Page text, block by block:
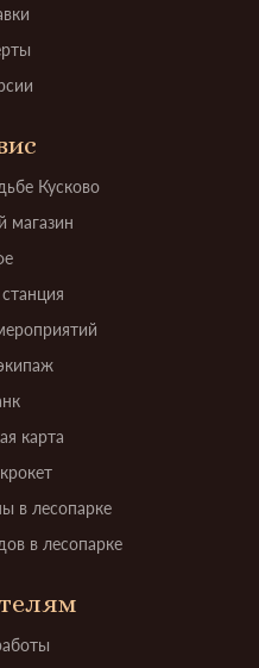
Кусково
магазин
карта
в лесопарке
в лесопарке